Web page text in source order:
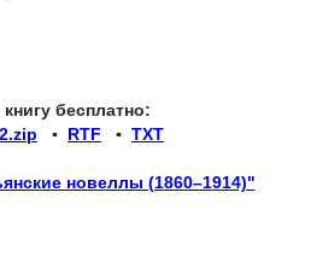
бесплатно:
▪ RTF ▪ TXT
новеллы (1860–1914)"